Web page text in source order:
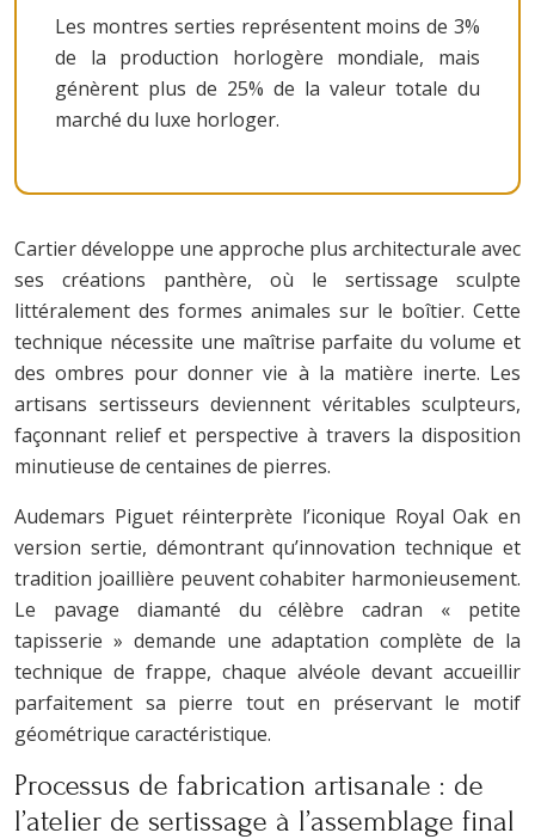
Les montres serties représentent moins de 3%
de la production horlogère mondiale, mais
génèrent plus de 25% de la valeur totale du
marché du luxe horloger.
Cartier développe une approche plus architecturale avec
ses créations panthère, où le sertissage sculpte
littéralement des formes animales sur le boîtier. Cette
technique nécessite une maîtrise parfaite du volume et
des ombres pour donner vie à la matière inerte. Les
artisans sertisseurs deviennent véritables sculpteurs,
façonnant relief et perspective à travers la disposition
minutieuse de centaines de pierres.
Audemars Piguet réinterprète l’iconique Royal Oak en
version sertie, démontrant qu’innovation technique et
tradition joaillière peuvent cohabiter harmonieusement.
Le pavage diamanté du célèbre cadran « petite
tapisserie » demande une adaptation complète de la
technique de frappe, chaque alvéole devant accueillir
parfaitement sa pierre tout en préservant le motif
géométrique caractéristique.
Processus de fabrication artisanale : de
l’atelier de sertissage à l’assemblage final